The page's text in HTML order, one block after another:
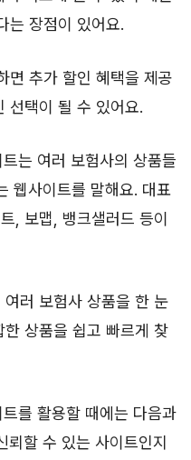
는 장점이 있어요.
면 추가 할인 혜택을 제공
선택이 될 수 있어요.
는 여러 보험사의 상품들
웹사이트를 말해요. 대표
, 보맵, 뱅크샐러드 등이
러 보험사 상품을 한 눈
상품을 쉽고 빠르게 찾
를 활용할 때에는 다음과
뢰할 수 있는 사이트인지